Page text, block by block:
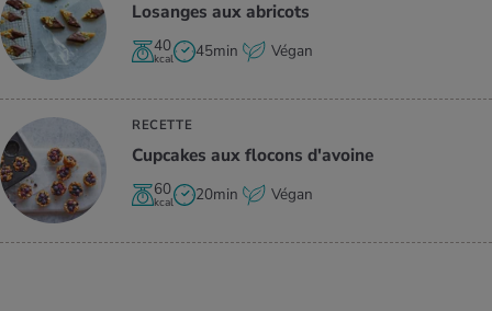
Losanges aux abri­cots
40
kcal 45min Végan
RECETTE
Cup­cakes aux flo­cons d'avoine
60
kcal 20min Végan